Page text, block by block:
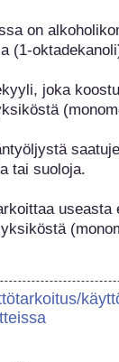
on
(1-
joka
tai suoloja.